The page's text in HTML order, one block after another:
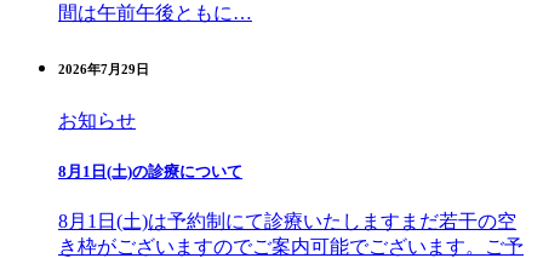
間は午前午後ともに…
2026年7月29日
お知らせ
8月1日(土)の診療について
8月1日(土)は予約制にて診療いたしますまだ若干の空
き枠がございますのでご案内可能でございます。ご予